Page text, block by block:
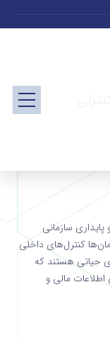
سازمانی
کنترل‌های داخلی
حیاتی هستند که
مالی و